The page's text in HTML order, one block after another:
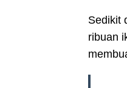
Sedikit
ribuan